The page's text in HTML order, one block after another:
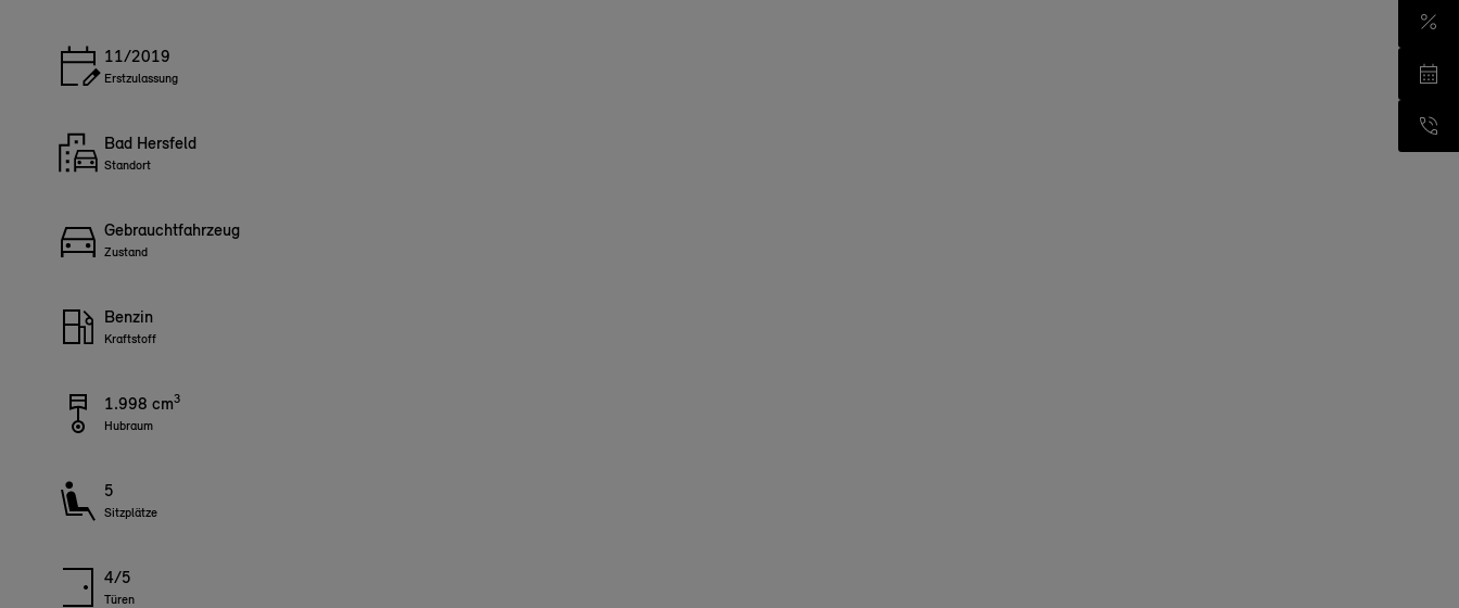
11/2019
Erstzulassung
Bad Hersfeld
Standort
Gebrauchtfahrzeug
Zustand
Benzin
Kraftstoff
1.998 cm3
Hubraum
5
Sitzplätze
4/5
Türen